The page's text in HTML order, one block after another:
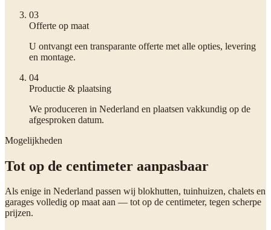
03
Offerte op maat
U ontvangt een transparante offerte met alle opties, levering
en montage.
04
Productie & plaatsing
We produceren in Nederland en plaatsen vakkundig op de
afgesproken datum.
Mogelijkheden
Tot op de centimeter aanpasbaar
Als enige in Nederland passen wij blokhutten, tuinhuizen, chalets en
garages volledig op maat aan — tot op de centimeter, tegen scherpe
prijzen.